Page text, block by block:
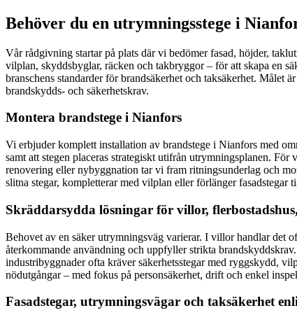
Behöver du en utrymningsstege i
Vår rådgivning startar på plats där vi bedömer fasad, höjder,
vilplan, skyddsbyglar, räcken och takbryggor – för att skapa en
branschens standarder för brandsäkerhet och taksäkerhet. Målet
brandskydds- och säkerhetskrav.
Montera brandstege i Nianfors
Vi erbjuder komplett installation av brandstege i Nianfors med
samt att stegen placeras strategiskt utifrån utrymningsplanen.
renovering eller nybyggnation tar vi fram ritningsunderlag och
slitna stegar, kompletterar med vilplan eller förlänger
Skräddarsydda lösningar för villor,
Behovet av en säker utrymningsväg varierar. I villor handlar det
återkommande användning och uppfyller strikta
industribyggnader ofta kräver säkerhetsstegar med ryggskydd,
nödutgångar – med fokus på personsäkerhet, drift och enkel
Fasadstegar, utrymningsvägar och taksäkerhet